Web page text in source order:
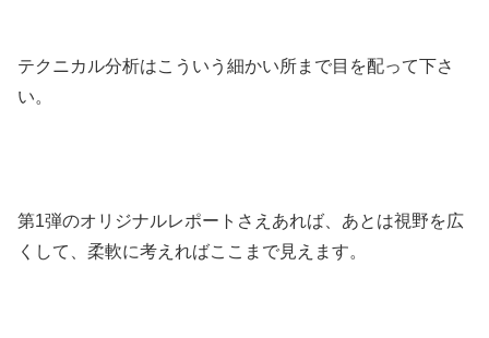
テクニカル分析はこういう細かい所まで目を配って下さ
い。
第1弾のオリジナルレポートさえあれば、あとは視野を広
くして、柔軟に考えればここまで見えます。